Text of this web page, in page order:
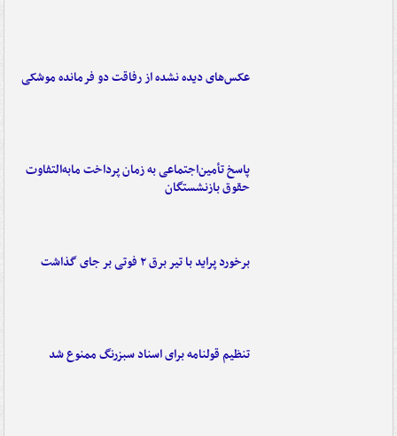
عکس‌های دیده نشده از رفاقت دو فرمانده‌ موشکی
پاسخ تأمین‌اجتماعی به زمان پرداخت مابه‌التفاوت
حقوق بازنشستگان
برخورد پراید با تیر برق ۲ فوتی بر جای گذاشت
تنظیم قولنامه برای اسناد سبزرنگ ممنوع شد